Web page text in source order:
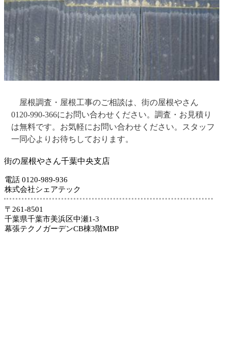
屋根調査・屋根工事のご相談は、街の屋根やさん
0120-990-366にお問い合わせください。調査・お見積り
は無料です。お気軽にお問い合わせください。スタッフ
一同心よりお待ちしております。
街の屋根やさん千葉中央支店
電話 0120-989-936
株式会社シェアテック
〒261-8501
千葉県千葉市美浜区中瀬1-3
幕張テクノガーデンCB棟3階MBP